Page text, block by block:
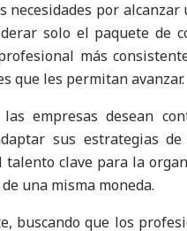
necesidades por
solo el paquete de
más
que les permitan avanzar.
empresas desean
sus estrategias
talento clave para la
una misma moneda.
buscando que los